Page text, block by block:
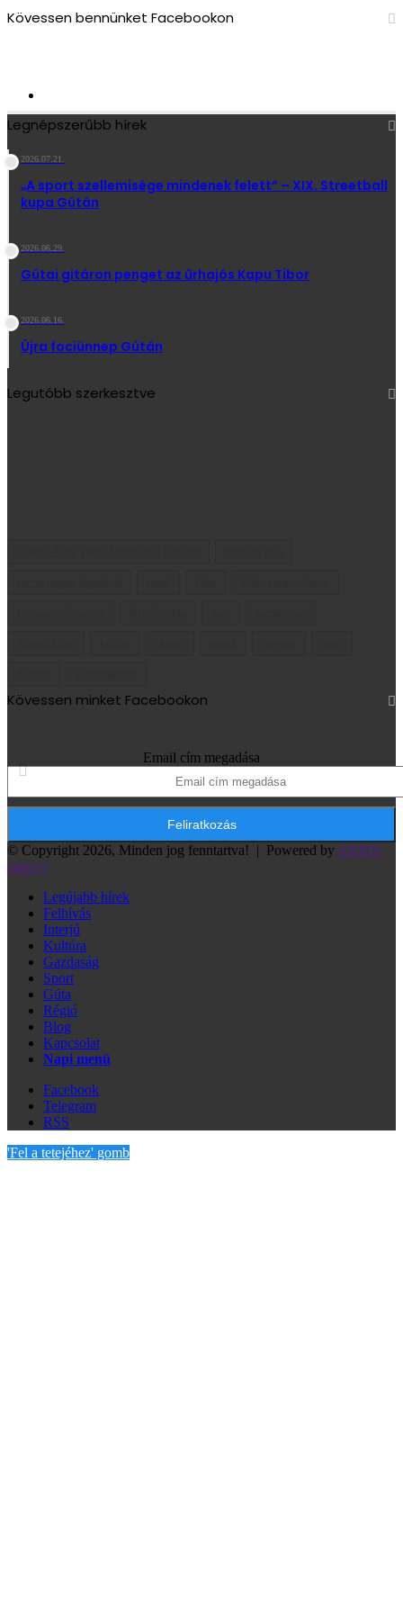
Kövessen bennünket Facebookon
Legnépszerűbb hírek
2026.07.21.
„A sport szellemisége mindenek felett” – XIX. Streetball
kupa Gútán
2026.06.29.
Gútai gitáron penget az űrhajós Kapu Tibor
2026.06.16.
Újra fociünnep Gútán
Legutóbb szerkesztve
Kövessen minket Facebookon
Email cím megadása
© Copyright 2026, Minden jog fenntartva! | Powered by AKRIS
agency
Legújabb hírek
Felhívás
Interjú
Kultúra
Gazdaság
Sport
Gúta
Régió
Blog
Kapcsolat
Napi menü
Facebook
Telegram
RSS
'Fel a tetejéhez' gomb